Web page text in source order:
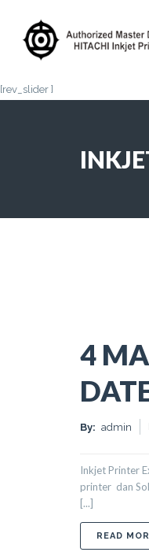
[rev_slider ]
4
By: admin
Inkjet Printer
printer dan
[...]
READ